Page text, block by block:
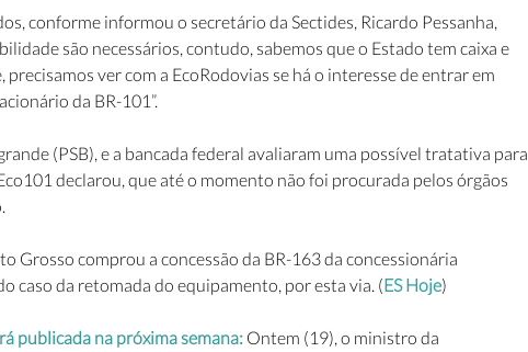
conforme informou o secretário da Sectides, Ricardo Pessanha,
são necessários, contudo, sabemos que o Estado tem caixa e
ver com a EcoRodovias se há o interesse de entrar em
da BR-101”.
(PSB), e a bancada federal avaliaram uma possível tratativa para
declarou, que até o momento não foi procurada pelos órgãos
Grosso comprou a concessão da BR-163 da concessionária
caso da retomada do equipamento, por esta via. (ES Hoje)
publicada na próxima semana: Ontem (19), o ministro da